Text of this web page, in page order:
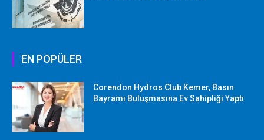
EN POPÜLER
Corendon Hydros Club Kemer, Basın
Bayramı Buluşmasına Ev Sahipliği Yaptı